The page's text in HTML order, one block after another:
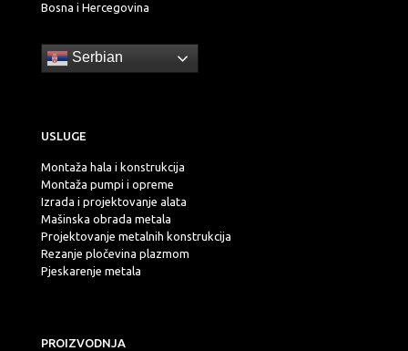
Bosna i Hercegovina
Serbian
USLUGE
Montaža hala i konstrukcija
Montaža pumpi i opreme
Izrada i projektovanje alata
Mašinska obrada metala
Projektovanje metalnih konstrukcija
Rezanje pločevina plazmom
Pjeskarenje metala
PROIZVODNJA